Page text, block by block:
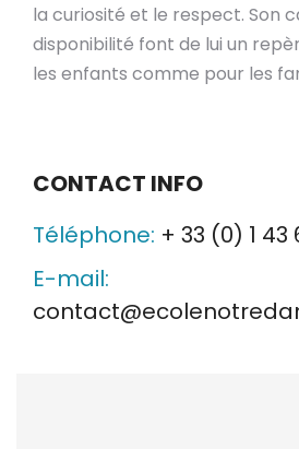
la curiosité et le respect. Son
disponibilité font de lui un
les enfants comme pour les
CONTACT INFO
Téléphone: + 33 (0) 1 43
E-mail: